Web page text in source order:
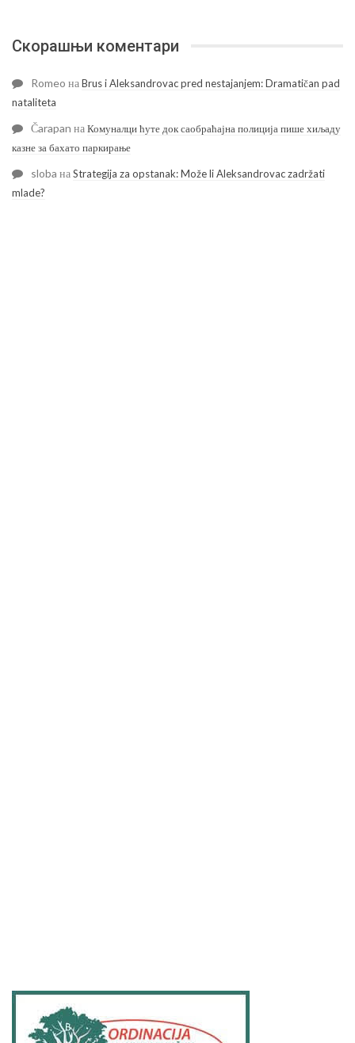
Скорашњи коментари
Romeo наBrus i Aleksandrovac pred nestajanjem: Dramatičan pad
nataliteta
Čarapan наКомуналци ћуте док саобраћајна полиција пише хиљаду
казне за бахато паркирање
sloba наStrategija za opstanak: Može li Aleksandrovac zadržati
mlade?